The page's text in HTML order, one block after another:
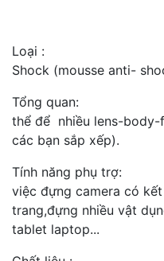
Loại : Túi lót
Shock (mousse anti-
Tổng quan: 6
thể để nhiều lens-body-
các bạn sắp xếp).
Tính năng phụ trợ:
việc đựng camera có
trang,đựng nhiều vật
tablet laptop...